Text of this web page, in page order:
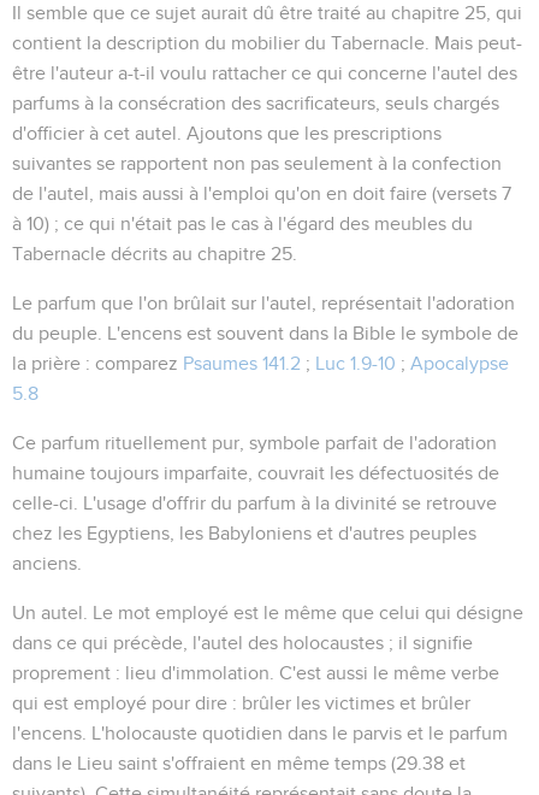
Il semble que ce sujet aurait dû être traité au chapitre 25, qui
contient la description du mobilier du Tabernacle. Mais peut-
être l'auteur a-t-il voulu rattacher ce qui concerne l'autel des
parfums à la consécration des sacrificateurs, seuls chargés
d'officier à cet autel. Ajoutons que les prescriptions
suivantes se rapportent non pas seulement à la confection
de l'autel, mais aussi à l'emploi qu'on en doit faire (versets 7
à 10) ; ce qui n'était pas le cas à l'égard des meubles du
Tabernacle décrits au chapitre 25.
Le parfum que l'on brûlait sur l'autel, représentait l'adoration
du peuple. L'encens est souvent dans la Bible le symbole de
la prière : comparez Psaumes 141.2 ; Luc 1.9-10 ; Apocalypse
5.8
Ce parfum rituellement pur, symbole parfait de l'adoration
humaine toujours imparfaite, couvrait les défectuosités de
celle-ci. L'usage d'offrir du parfum à la divinité se retrouve
chez les Egyptiens, les Babyloniens et d'autres peuples
anciens.
Un autel . Le mot employé est le même que celui qui désigne
dans ce qui précède, l'autel des holocaustes ; il signifie
proprement : lieu d'immolation. C'est aussi le même verbe
qui est employé pour dire : brûler les victimes et brûler
l'encens. L'holocauste quotidien dans le parvis et le parfum
dans le Lieu saint s'offraient en même temps (29.38 et